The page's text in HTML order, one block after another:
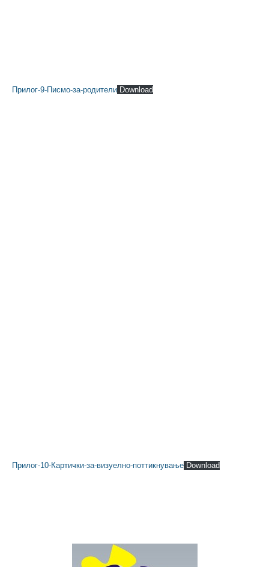
Прилог-9-Писмо-за-родители Download
Прилог-10-Картички-за-визуелно-поттикнување Download